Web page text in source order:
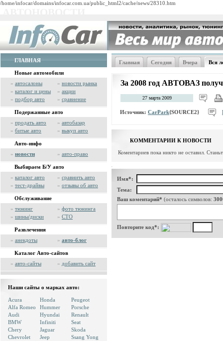
/home/infocar/domains/infocar.com.ua/public_html2/cache/news/28310.htm
ГЛАВНАЯ
Новые автомобили
» автосалоны » новости рынка
» каталог и цены » акции
» подбор авто » сравнение
Подержанные авто
» продать авто » автобазар
» битые авто » выкуп авто
Авто-инфо
» новости » авто-право
Выбираем Б/У авто
» каталог авто » сравнить авто
» тест-драйвы » отзывы об авто
Обслуживание
» тюнинг » фото тюнинга
» шины/диски » СТО
Развлечения
» анекдоты » авто-блог
Каталог Авто-сайтов
» авто-сайты » добавить сайт
Наши сайты о марках авто:
Acura
Alfa Romeo
Audi
BMW
Chery
Chevrolet
Honda
Hummer
Hyundai
Infiniti
Jaguar
Jeep
Peugeot
Porsche
Renault
Seat
Skoda
Ssang Yong
Главная Сегодня Вчера Вся
За 2008 год АВТОВАЗ
27 марта 2009
Источник: CarPark{SOURCE2}
КОММЕНТАРИИ К НОВОСТИ
Коментариев пока никто не оставил.
Имя*:
Тема:
Ваш коментарий* (осталось символов:
Повторите код*: